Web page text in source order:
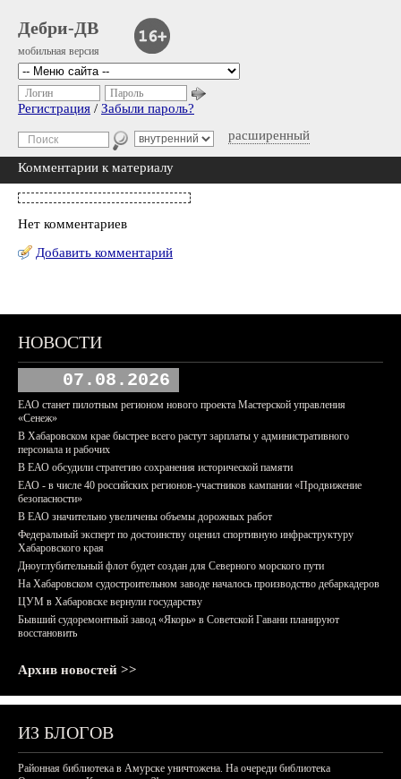
Дебри-ДВ
мобильная версия
расширенный
Логин Пароль
Регистрация / Забыли пароль?
Комментарии к материалу
Нет комментариев
Добавить комментарий
НОВОСТИ
07.08.2026
ЕАО станет пилотным регионом нового проекта Мастерской управления
«Сенеж»
В Хабаровском крае быстрее всего растут зарплаты у административного
персонала и рабочих
В ЕАО обсудили стратегию сохранения исторической памяти
ЕАО - в числе 40 российских регионов-участников кампании «Продвижение
безопасности»
В ЕАО значительно увеличены объемы дорожных работ
Федеральный эксперт по достоинству оценил спортивную инфраструктуру
Хабаровского края
Дноуглубительный флот будет создан для Северного морского пути
На Хабаровском судостроительном заводе началось производство дебаркадеров
ЦУМ в Хабаровске вернули государству
Бывший судоремонтный завод «Якорь» в Советской Гавани планируют
восстановить
Архив новостей >>
ИЗ БЛОГОВ
Районная библиотека в Амурске уничтожена. На очереди библиотека